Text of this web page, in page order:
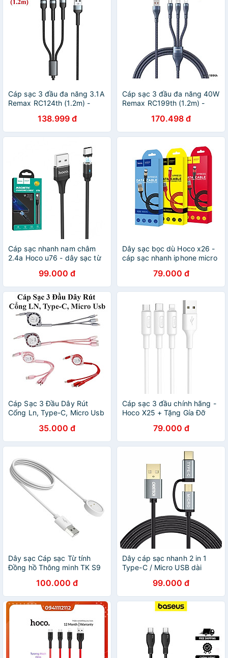
Cáp sạc 3 đầu đa năng 3.1A
Remax RC124th (1.2m) -
138.999 đ
Cáp sạc 3 đầu đa năng 40W
Remax RC199th (1.2m) -
170.498 đ
Cáp sạc nhanh nam châm
2.4a Hoco u76 - dây sạc từ
typec lightling - hàng chính
hãng
99.000 đ
Dây sạc bọc dù Hoco x26 -
cáp sạc nhanh iphone micro
đứt - hàng chính hãng
79.000 đ
Cáp Sạc 3 Đầu Dây Rút
Cổng Ln, Type-C, Micro Usb
35.000 đ
Cáp sạc 3 đầu chính hãng -
Hoco X25 + Tặng Gía Đỡ
79.000 đ
Dây sạc Cáp sạc Từ tính
Đồng hồ Thông minh TK S9
nhanh 8 / 9 Ultra / DW89 -
Hàng nhập khẩu
100.000 đ
Dây cáp sạc nhanh 2 in 1
Type-C / Micro USB dài
XAC0012 (sạc nhanh 3A,
sạc nhiều thiết bị, chip sạc
thông minh) - Hàng chính
99.000 đ